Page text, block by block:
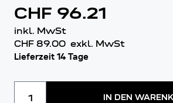
CHF 96.21
inkl. MwSt
CHF 89.00 exkl. MwSt
Lieferzeit 14 Tage
IN DEN